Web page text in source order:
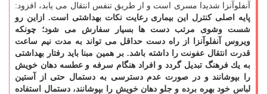
آنفلوآنزا شدیدا مسری است و از طریق تنفس انتقال می یابد، افزود:
پایه اصلی كنترل این بیماری رعایت نكات بهداشتی است. ازاین رو
شست وشوی مرتب دست ها بسیار سفارش می شود؛ چونكه
ویروس آنفلوآنزا از راه دست حداقل می تواند به مدت نیم ساعت
قدرت انتقال عفونت را داشته باشد. بر همین مبنا باید رفتار بهداشتی
به یك فرهنگ تبدیل گردد و افراد هنگام سرفه و عطسه دهان خویش
را بپوشانند و در صورت عدم دسترسی به دستمال حتی از آستین
لباس خود بهره برده و جلو دهان خویش را بپوشانند، دستمال استفاده